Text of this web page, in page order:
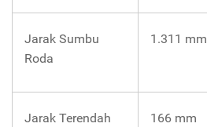
Jarak Sumbu
Roda
1.311 mm
Jarak Terendah
166 mm